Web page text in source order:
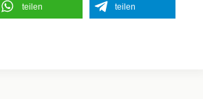
teilen teilen